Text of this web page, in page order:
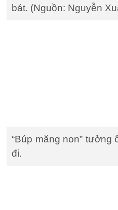
bát. (Nguồn: Nguyễn
“Búp măng non” tưởng
đi.